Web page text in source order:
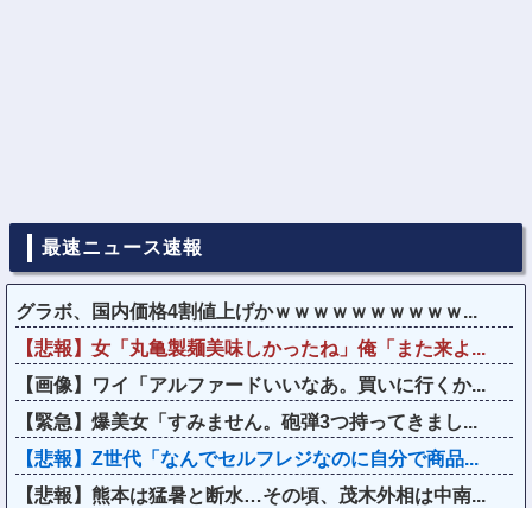
最速ニュース速報
グラボ、国内価格4割値上げかｗｗｗｗｗｗｗｗｗｗ...
【悲報】女「丸亀製麺美味しかったね」俺「また来よ...
【画像】ワイ「アルファードいいなあ。買いに行くか...
【緊急】爆美女「すみません。砲弾3つ持ってきまし...
【悲報】Z世代「なんでセルフレジなのに自分で商品...
【悲報】熊本は猛暑と断水…その頃、茂木外相は中南...